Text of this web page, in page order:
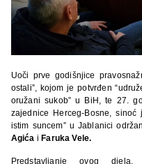
Uoči prve godišnjice
ostali”, kojom je potvrđen
oružani sukob” u BiH, te 27.
zajednice Herceg-Bosne,
istim suncem” u Jablanici
Agića i Faruka Vele.
Predstavljanje ovog